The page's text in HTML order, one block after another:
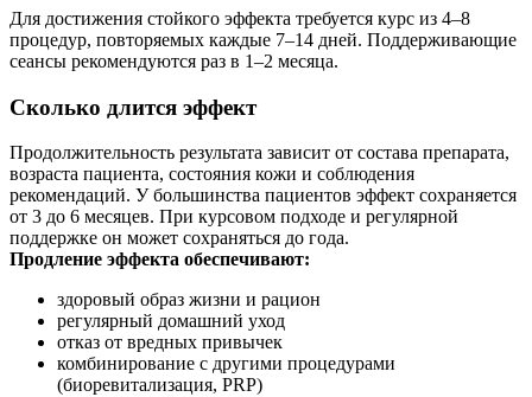
Для достижения стойкого эффекта требуется курс из 4–8
процедур, повторяемых каждые 7–14 дней. Поддерживающие
сеансы рекомендуются раз в 1–2 месяца.
Сколько длится эффект
Продолжительность результата зависит от состава препарата,
возраста пациента, состояния кожи и соблюдения
рекомендаций. У большинства пациентов эффект сохраняется
от 3 до 6 месяцев. При курсовом подходе и регулярной
поддержке он может сохраняться до года.
Продление эффекта обеспечивают:
здоровый образ жизни и рацион
регулярный домашний уход
отказ от вредных привычек
комбинирование с другими процедурами
(биоревитализация, PRP)